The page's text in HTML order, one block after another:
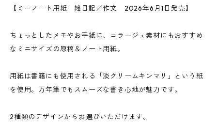
【ミニノート用紙 絵日記／作文 2026年6月1日発売】
ちょっとしたメモやお手紙に、コラージュ素材にもおすすめ
なミニサイズの原稿＆ノート用紙。
用紙は書籍にも使用される「淡クリームキンマリ」という紙
を使用。万年筆でもスムーズな書き心地が魅力です。
2種類のデザインからお選びいただけます。